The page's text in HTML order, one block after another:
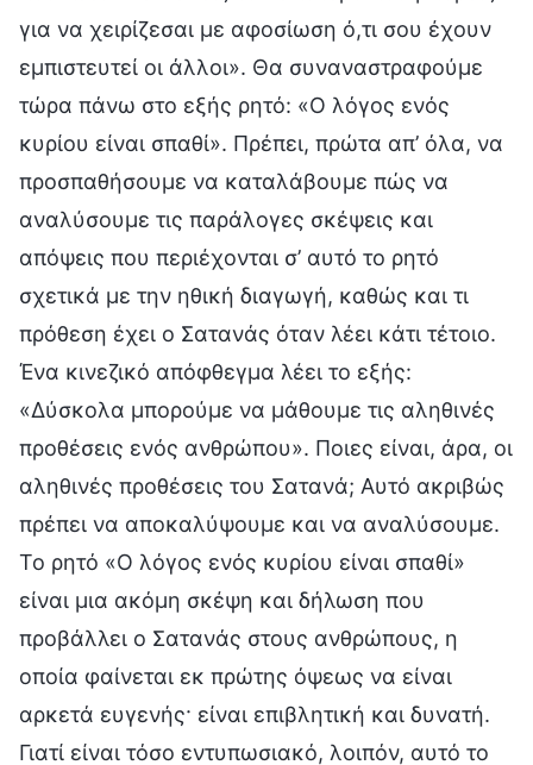
για να χειρίζεσαι με αφοσίωση ό,τι σου έχουν
εμπιστευτεί οι άλλοι». Θα συναναστραφούμε
τώρα πάνω στο εξής ρητό: «Ο λόγος ενός
κυρίου είναι σπαθί». Πρέπει, πρώτα απ’ όλα, να
προσπαθήσουμε να καταλάβουμε πώς να
αναλύσουμε τις παράλογες σκέψεις και
απόψεις που περιέχονται σ’ αυτό το ρητό
σχετικά με την ηθική διαγωγή, καθώς και τι
πρόθεση έχει ο Σατανάς όταν λέει κάτι τέτοιο.
Ένα κινεζικό απόφθεγμα λέει το εξής:
«Δύσκολα μπορούμε να μάθουμε τις αληθινές
προθέσεις ενός ανθρώπου». Ποιες είναι, άρα, οι
αληθινές προθέσεις του Σατανά; Αυτό ακριβώς
πρέπει να αποκαλύψουμε και να αναλύσουμε.
Το ρητό «Ο λόγος ενός κυρίου είναι σπαθί»
είναι μια ακόμη σκέψη και δήλωση που
προβάλλει ο Σατανάς στους ανθρώπους, η
οποία φαίνεται εκ πρώτης όψεως να είναι
αρκετά ευγενής· είναι επιβλητική και δυνατή.
Γιατί είναι τόσο εντυπωσιακό, λοιπόν, αυτό το